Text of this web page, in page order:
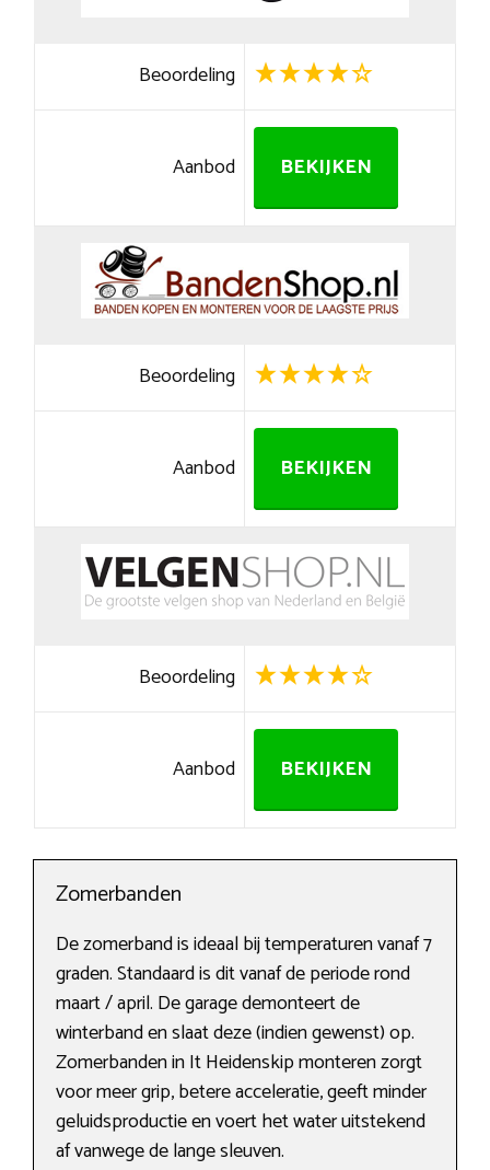
Beoordeling
Aanbod BEKIJKEN
Beoordeling
Aanbod BEKIJKEN
Beoordeling
Aanbod BEKIJKEN
Zomerbanden
De zomerband is ideaal bij temperaturen vanaf 7
graden. Standaard is dit vanaf de periode rond
maart / april. De garage demonteert de
winterband en slaat deze (indien gewenst) op.
Zomerbanden in It Heidenskip monteren zorgt
voor meer grip, betere acceleratie, geeft minder
geluidsproductie en voert het water uitstekend
af vanwege de lange sleuven.